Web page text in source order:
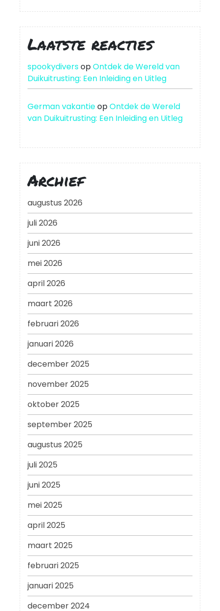
Laatste reacties
spookydiversopOntdek de Wereld van
Duikuitrusting: Een Inleiding en Uitleg
German vakantieopOntdek de Wereld
van Duikuitrusting: Een Inleiding en Uitleg
Archief
augustus 2026
juli 2026
juni 2026
mei 2026
april 2026
maart 2026
februari 2026
januari 2026
december 2025
november 2025
oktober 2025
september 2025
augustus 2025
juli 2025
juni 2025
mei 2025
april 2025
maart 2025
februari 2025
januari 2025
december 2024